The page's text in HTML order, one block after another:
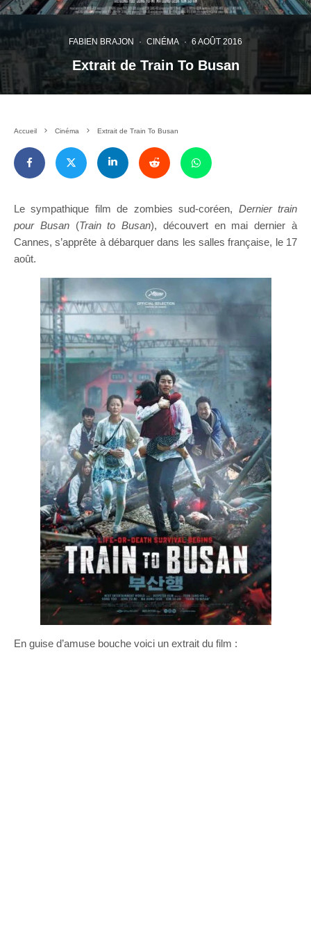
FABIEN BRAJON · CINÉMA · 6 AOÛT 2016
Extrait de Train To Busan
Accueil Cinéma Extrait de Train To Busan
Le sympathique film de zombies sud-coréen, Dernier train
pour Busan (Train to Busan), découvert en mai dernier à
Cannes, s’apprête à débarquer dans les salles française, le 17
août.
En guise d’amuse bouche voici un extrait du film :